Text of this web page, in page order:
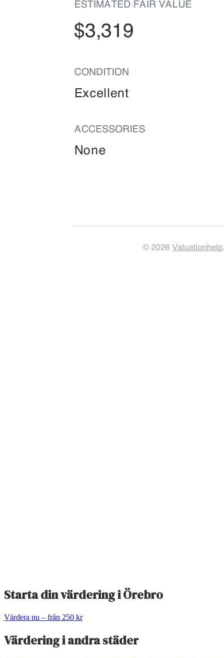
Starta din värdering iÖrebro
Värdera nu – från 250 kr
Värdering i andra städer